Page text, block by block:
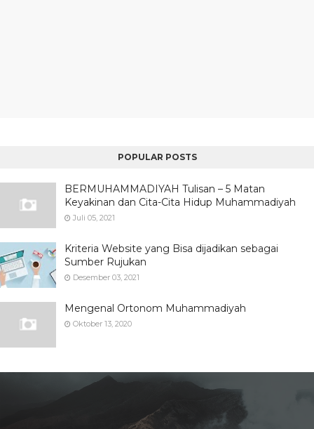
POPULAR POSTS
BERMUHAMMADIYAH Tulisan – 5 Matan
Keyakinan dan Cita-Cita Hidup Muhammadiyah
Juli 05, 2021
Kriteria Website yang Bisa dijadikan sebagai
Sumber Rujukan
Desember 03, 2021
Mengenal Ortonom Muhammadiyah
Oktober 13, 2020